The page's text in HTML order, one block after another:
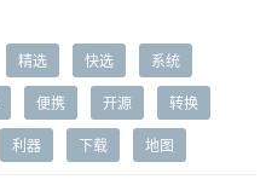
精选 快选 系统
便携 开源 转换
利器 下载 地图